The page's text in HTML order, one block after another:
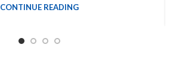
CONTINUE READING